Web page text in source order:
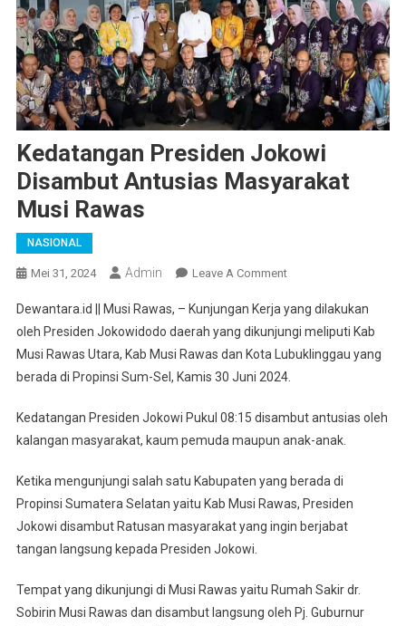
Kedatangan Presiden Jokowi
Disambut Antusias Masyarakat
Musi Rawas
NASIONAL
Mei 31, 2024 Admin Leave A CommentOn
Presiden
Jokowi
Disambut
Antusias
Musi
Rawas
Dewantara.id || Musi Rawas, – Kunjungan Kerja yang dilakukan
oleh Presiden Jokowidodo daerah yang dikunjungi meliputi Kab
Musi Rawas Utara, Kab Musi Rawas dan Kota Lubuklinggau yang
berada di Propinsi Sum-Sel, Kamis 30 Juni 2024.
Kedatangan Presiden Jokowi Pukul 08:15 disambut antusias oleh
kalangan masyarakat, kaum pemuda maupun anak-anak.
Ketika mengunjungi salah satu Kabupaten yang berada di
Propinsi Sumatera Selatan yaitu Kab Musi Rawas, Presiden
Jokowi disambut Ratusan masyarakat yang ingin berjabat
tangan langsung kepada Presiden Jokowi.
Tempat yang dikunjungi di Musi Rawas yaitu Rumah Sakir dr.
Sobirin Musi Rawas dan disambut langsung oleh Pj. Guburnur